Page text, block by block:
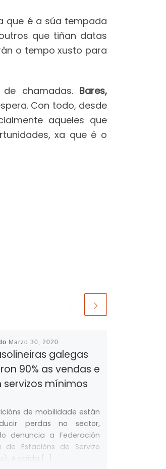
que é a súa tempada
que tiñan datas
o tempo xusto para
chamadas.Bares,
Con todo, desde
aqueles que
xa que é o
Marzo 30, 2020
galegas
90% as vendas e
servizos mínimos
de mobilidade están
perdas no sector,
denuncia a Federación
de Estacións de Servizo
A caída […]